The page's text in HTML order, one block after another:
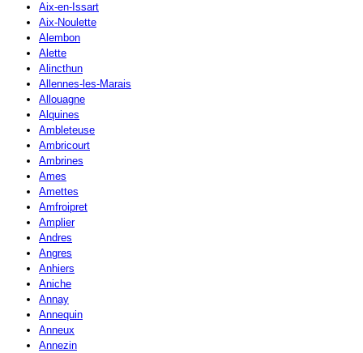
Aix-en-Issart
Aix-Noulette
Alembon
Alette
Alincthun
Allennes-les-Marais
Allouagne
Alquines
Ambleteuse
Ambricourt
Ambrines
Ames
Amettes
Amfroipret
Amplier
Andres
Angres
Anhiers
Aniche
Annay
Annequin
Anneux
Annezin